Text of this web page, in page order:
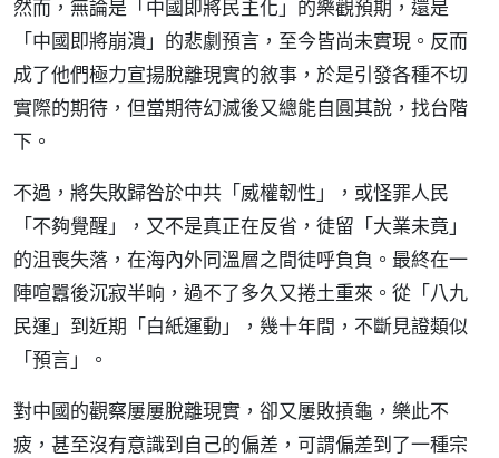
然而，無論是「中國即將民主化」的樂觀預期，還是
「中國即將崩潰」的悲劇預言，至今皆尚未實現。反而
成了他們極力宣揚脫離現實的敘事，於是引發各種不切
實際的期待，但當期待幻滅後又總能自圓其說，找台階
下。
不過，將失敗歸咎於中共「威權韌性」，或怪罪人民
「不夠覺醒」，又不是真正在反省，徒留「大業未竟」
的沮喪失落，在海內外同溫層之間徒呼負負。最終在一
陣喧囂後沉寂半晌，過不了多久又捲土重來。從「八九
民運」到近期「白紙運動」，幾十年間，不斷見證類似
「預言」。
對中國的觀察屢屢脫離現實，卻又屢敗摃龜，樂此不
疲，甚至沒有意識到自己的偏差，可謂偏差到了一種宗